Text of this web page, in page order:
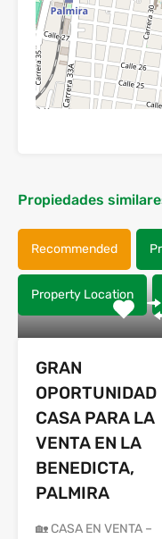
Propiedades
Recommended
Property Location
GRAN
OPORTUNIDAD
CASA PARA LA
VENTA EN LA
BENEDICTA,
PALMIRA
🏡 CASA EN VENTA –